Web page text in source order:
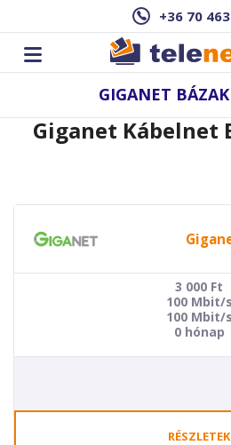
+36 70
GIGANET
Giganet Kábelnet
3 000 Ft
100 Mbit/s
100 Mbit/s
0 hónap
RÉSZLETEK